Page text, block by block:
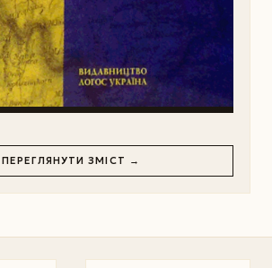
ПЕРЕГЛЯНУТИ ЗМІСТ →